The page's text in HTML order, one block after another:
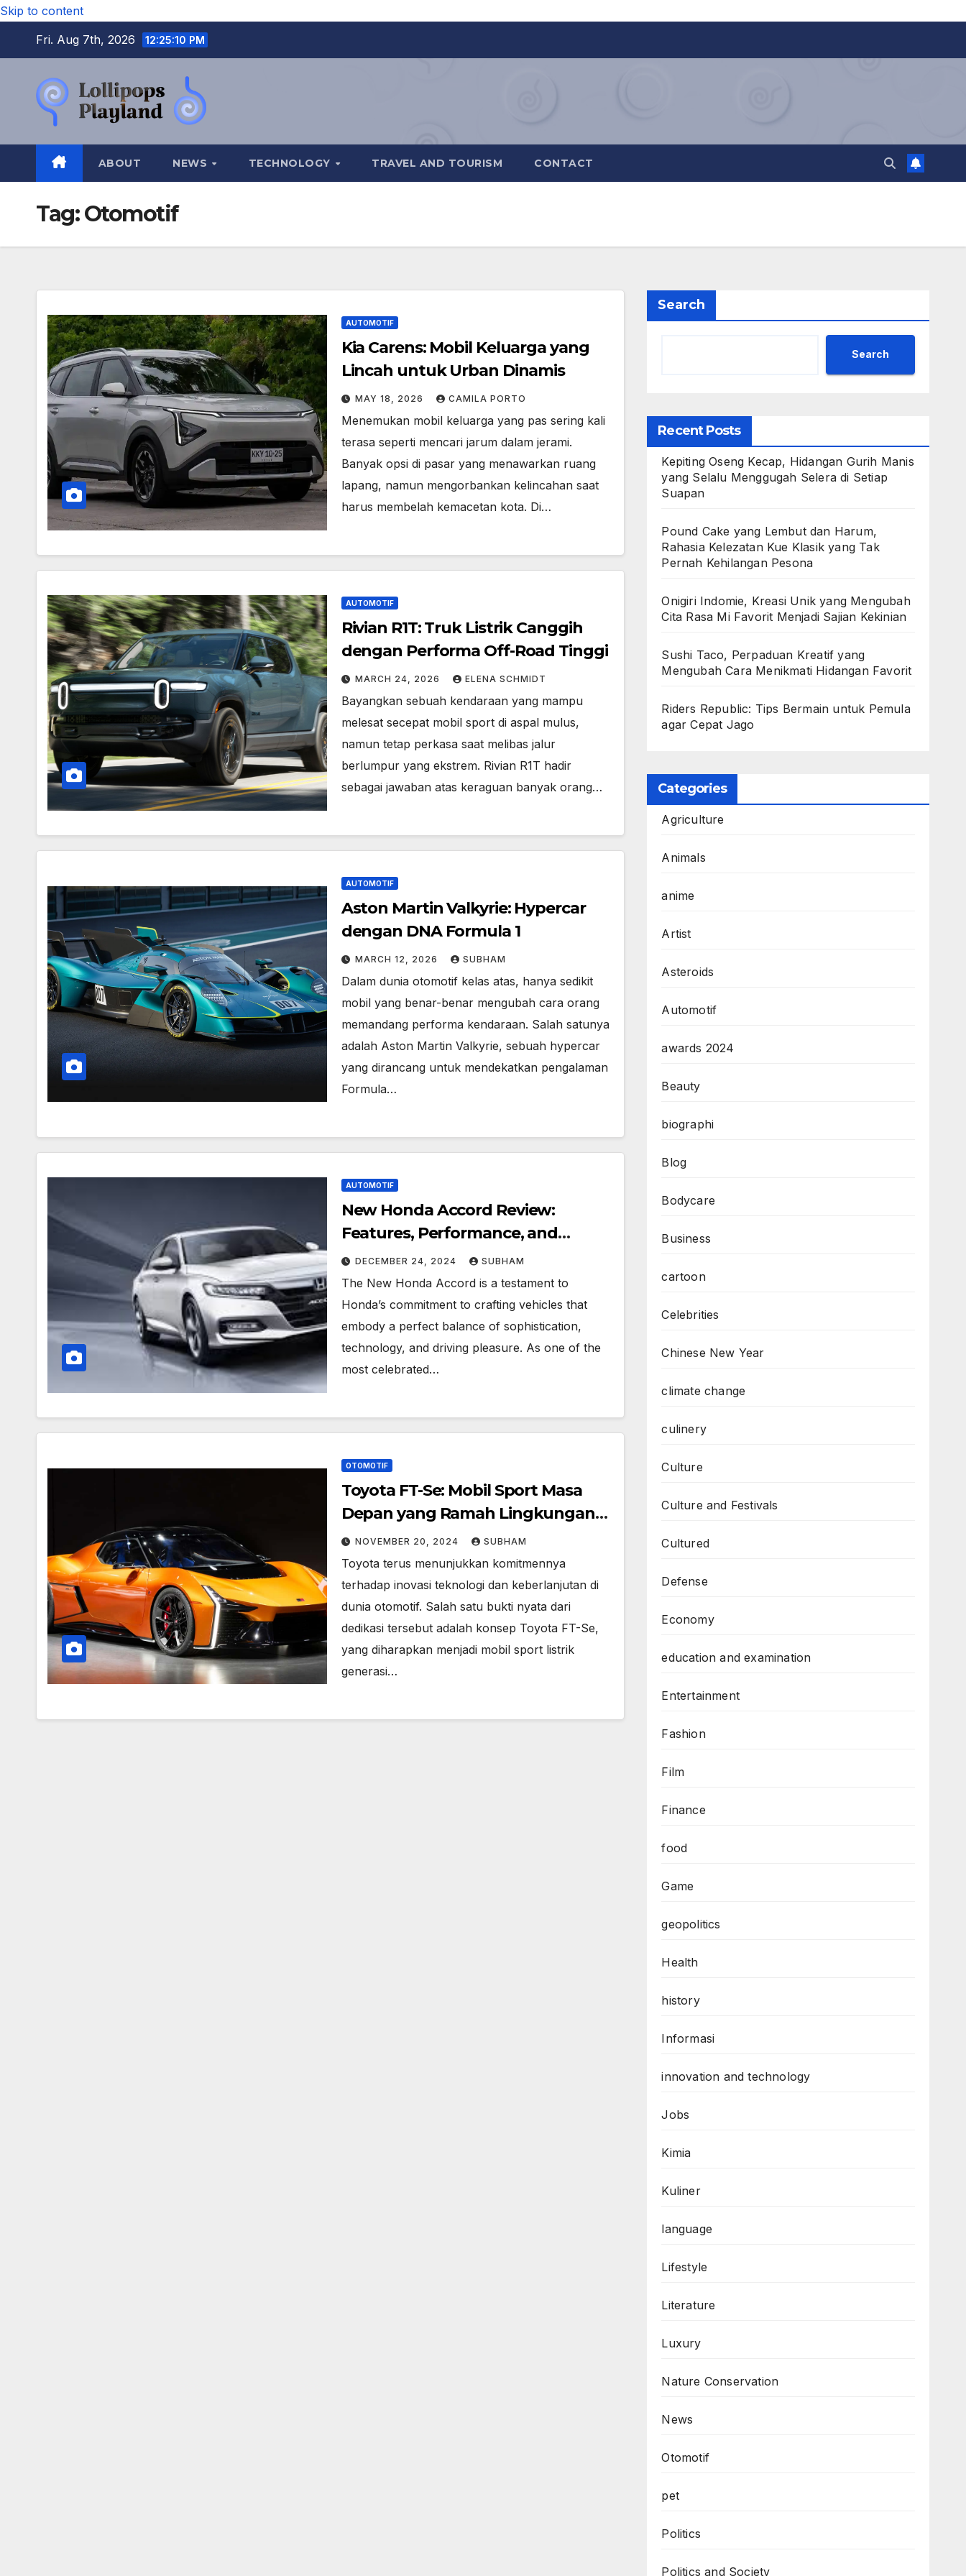
Skip to content
Fri. Aug 7th, 2026
12:25:11 PM
ABOUT NEWS TECHNOLOGY TRAVEL AND TOURISM CONTACT
Tag:Otomotif
AUTOMOTIF
Kia Carens: Mobil Keluarga yang
Lincah untuk Urban Dinamis
MAY 18, 2026 CAMILA PORTO
Menemukan mobil keluarga yang pas sering kali
terasa seperti mencari jarum dalam jerami.
Banyak opsi di pasar yang menawarkan ruang
lapang, namun mengorbankan kelincahan saat
harus membelah kemacetan kota. Di…
AUTOMOTIF
Rivian R1T: Truk Listrik Canggih
dengan Performa Off-Road Tinggi
MARCH 24, 2026 ELENA SCHMIDT
Bayangkan sebuah kendaraan yang mampu
melesat secepat mobil sport di aspal mulus,
namun tetap perkasa saat melibas jalur
berlumpur yang ekstrem. Rivian R1T hadir
sebagai jawaban atas keraguan banyak orang…
AUTOMOTIF
Aston Martin Valkyrie: Hypercar
dengan DNA Formula 1
MARCH 12, 2026 SUBHAM
Dalam dunia otomotif kelas atas, hanya sedikit
mobil yang benar-benar mengubah cara orang
memandang performa kendaraan. Salah satunya
adalah Aston Martin Valkyrie, sebuah hypercar
yang dirancang untuk mendekatkan pengalaman
Formula…
AUTOMOTIF
New Honda Accord Review:
Features, Performance, and
Innovations Unveiled
DECEMBER 24, 2024 SUBHAM
The New Honda Accord is a testament to
Honda’s commitment to crafting vehicles that
embody a perfect balance of sophistication,
technology, and driving pleasure. As one of the
most celebrated…
OTOMOTIF
Toyota FT-Se: Mobil Sport Masa
Depan yang Ramah Lingkungan
dan Penuh Performa
NOVEMBER 20, 2024 SUBHAM
Toyota terus menunjukkan komitmennya
terhadap inovasi teknologi dan keberlanjutan di
dunia otomotif. Salah satu bukti nyata dari
dedikasi tersebut adalah konsep Toyota FT-Se,
yang diharapkan menjadi mobil sport listrik
generasi…
Search
Search
Recent Posts
Kepiting Oseng Kecap, Hidangan Gurih Manis
yang Selalu Menggugah Selera di Setiap
Suapan
Pound Cake yang Lembut dan Harum,
Rahasia Kelezatan Kue Klasik yang Tak
Pernah Kehilangan Pesona
Onigiri Indomie, Kreasi Unik yang Mengubah
Cita Rasa Mi Favorit Menjadi Sajian Kekinian
Sushi Taco, Perpaduan Kreatif yang
Mengubah Cara Menikmati Hidangan Favorit
Riders Republic: Tips Bermain untuk Pemula
agar Cepat Jago
Categories
Agriculture
Animals
anime
Artist
Asteroids
Automotif
awards 2024
Beauty
biographi
Blog
Bodycare
Business
cartoon
Celebrities
Chinese New Year
climate change
culinery
Culture
Culture and Festivals
Cultured
Defense
Economy
education and examination
Entertainment
Fashion
Film
Finance
food
Game
geopolitics
Health
history
Informasi
innovation and technology
Jobs
Kimia
Kuliner
language
Lifestyle
Literature
Luxury
Nature Conservation
News
Otomotif
pet
Politics
Politics and Society